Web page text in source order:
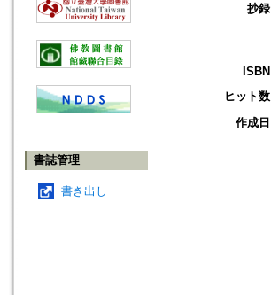
書誌管理
書き出し
抄録
ISBN
ヒット数
作成日